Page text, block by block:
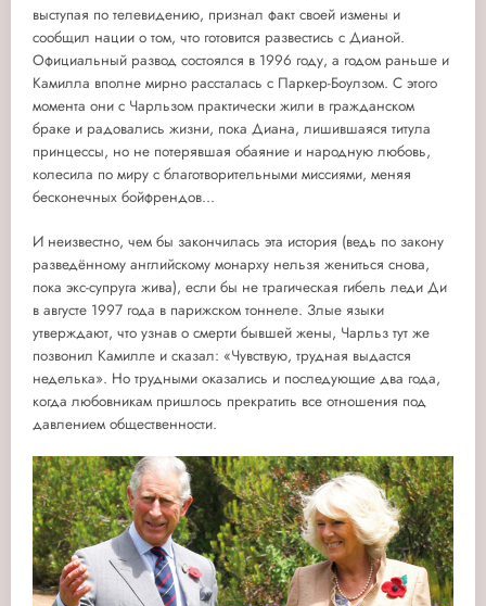
выступая по телевидению, признал факт своей измены и
сообщил нации о том, что готовится развестись с Дианой.
Официальный развод состоялся в 1996 году, а годом раньше и
Камилла вполне мирно рассталась с Паркер-Боулзом. С этого
момента они с Чарльзом практически жили в гражданском
браке и радовались жизни, пока Диана, лишившаяся титула
принцессы, но не потерявшая обаяние и народную любовь,
колесила по миру с благотворительными миссиями, меняя
бесконечных бойфрендов...
И неизвестно, чем бы закончилась эта история (ведь по закону
разведённому английскому монарху нельзя жениться снова,
пока экс-супруга жива), если бы не трагическая гибель леди Ди
в августе 1997 года в парижском тоннеле. Злые языки
утверждают, что узнав о смерти бывшей жены, Чарльз тут же
позвонил Камилле и сказал: «Чувствую, трудная выдастся
неделька». Но трудными оказались и последующие два года,
когда любовникам пришлось прекратить все отношения под
давлением общественности.